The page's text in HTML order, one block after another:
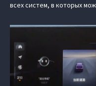
всех систем, в которых